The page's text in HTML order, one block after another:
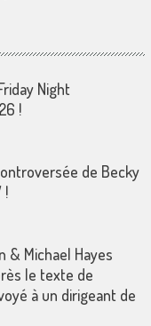
Night
!
de Becky
!
& Michael Hayes
le texte de
à un dirigeant de